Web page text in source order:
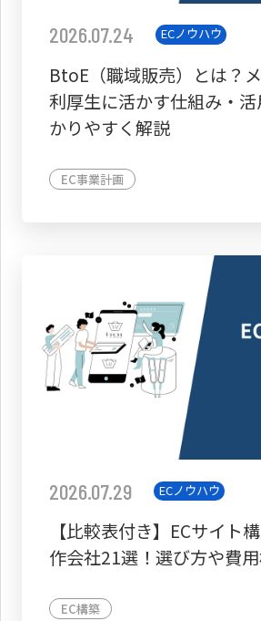
2026.07.24 ECノウハウ
BtoE（職域販売）とは？
利厚生に活かす仕組み・
かりやすく解説
EC事業計画
2026.07.29 ECノウハウ
【比較表付き】ECサイト
作会社21選！選び方や費
EC構築